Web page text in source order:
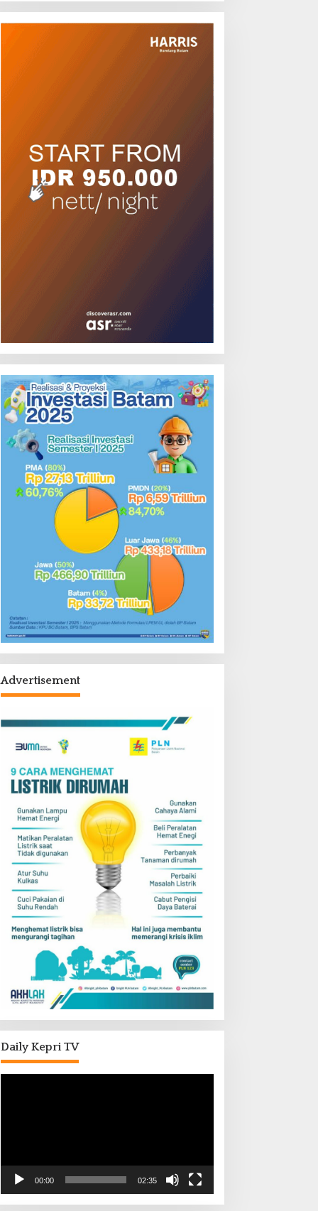
Advertisement
Daily Kepri TV
00:00 02:35